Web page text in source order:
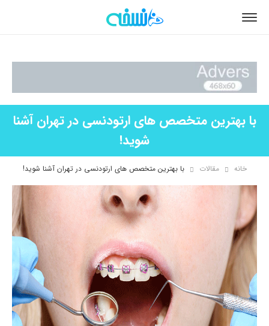
با بهترین متخصص های ارتودنسی در تهران آشنا
شوید!
خانه مقالات با بهترین متخصص های ارتودنسی در تهران آشنا شوید!